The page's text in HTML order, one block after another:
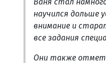
научился дольше
внимание и
все задания
Они также